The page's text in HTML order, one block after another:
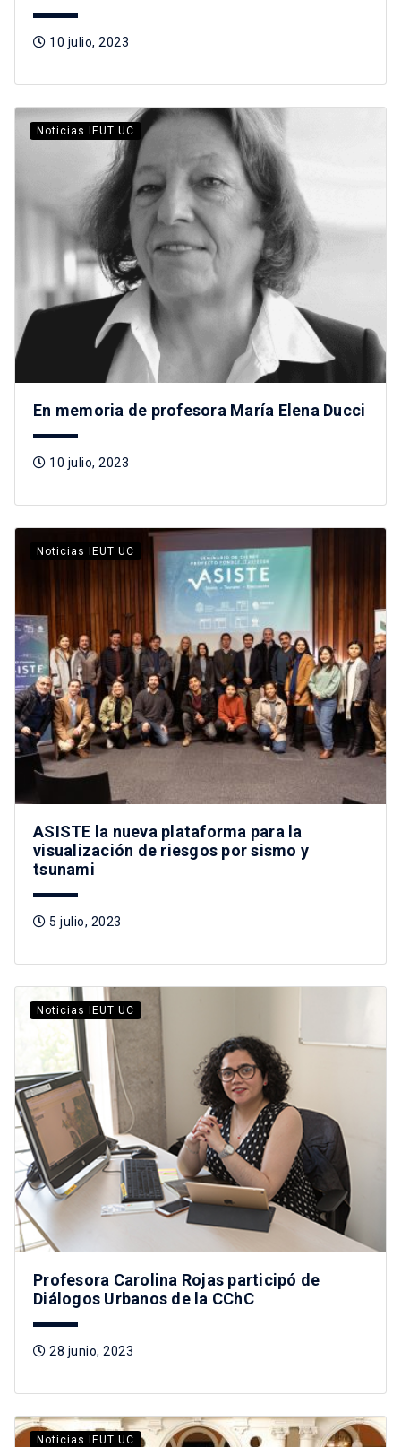
10 julio, 2023
Noticias IEUT UC
En memoria de profesora María Elena Ducci
10 julio, 2023
Noticias IEUT UC
ASISTE la nueva plataforma para la
visualización de riesgos por sismo y
tsunami
5 julio, 2023
Noticias IEUT UC
Profesora Carolina Rojas participó de
Diálogos Urbanos de la CChC
28 junio, 2023
Noticias IEUT UC